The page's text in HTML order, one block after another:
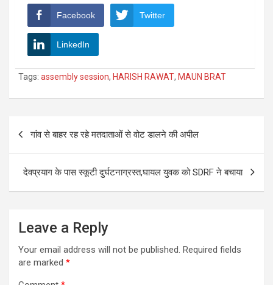
Facebook Twitter
LinkedIn
Tags: assembly session, HARISH RAWAT, MAUN BRAT
गांव से बाहर रह रहे मतदाताओं से वोट डालने की अपील
देवप्रयाग के पास स्कूटी दुर्घटनाग्रस्त,घायल युवक को SDRF ने बचाया
Leave a Reply
Your email address will not be published. Required fields
are marked *